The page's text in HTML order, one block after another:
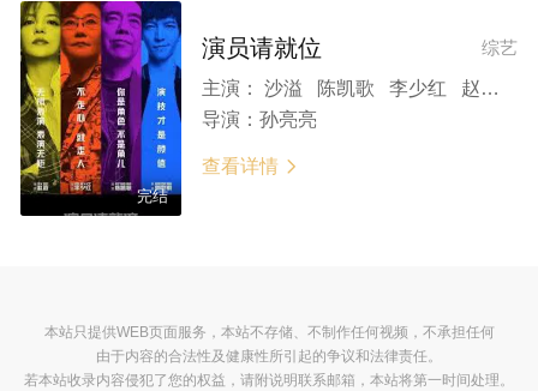
完结
综艺
演员请就位
主演：
沙溢 陈凯歌 李少红 赵薇 郭敬明 李诚儒 王迅 明道 陈若轩 郭俊辰 董力 包文婧 刘雅瑟 鄂靖文 薇薇 徐洋 李滨 金靖 陈小纭 张云龙 牛骏峰 郎月婷 祝绪丹 毛晓慧 佟梦实 张哲瀚 郭月 沈梦辰 邢菲 黄俊捷 彭小苒 于小彤 赵文浩 黄尧 段博文 宋芸桦 陈瑶 康可人 任容萱 袁奇峰 杨迪 周奇 高至霆 张榕容 钟欣潼
导演： 孙亮亮
查看详情 
本站只提供WEB页面服务，本站不存储、不制作任何视频，不承担任何
由于内容的合法性及健康性所引起的争议和法律责任。
若本站收录内容侵犯了您的权益，请附说明联系邮箱，本站将第一时间处理。